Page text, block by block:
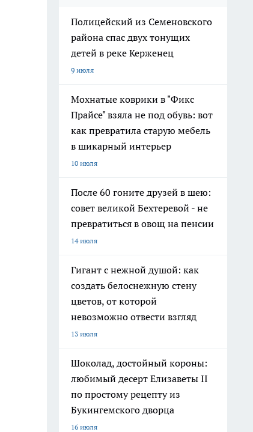
Полицейский из Семеновского
района спас двух тонущих
детей в реке Керженец
9 июля
Мохнатые коврики в "Фикс
Прайсе" взяла не под обувь: вот
как превратила старую мебель
в шикарный интерьер
10 июля
После 60 гоните друзей в шею:
совет великой Бехтеревой - не
превратиться в овощ на пенсии
14 июля
Гигант с нежной душой: как
создать белоснежную стену
цветов, от которой
невозможно отвести взгляд
13 июля
Шоколад, достойный короны:
любимый десерт Елизаветы II
по простому рецепту из
Букингемского дворца
16 июля